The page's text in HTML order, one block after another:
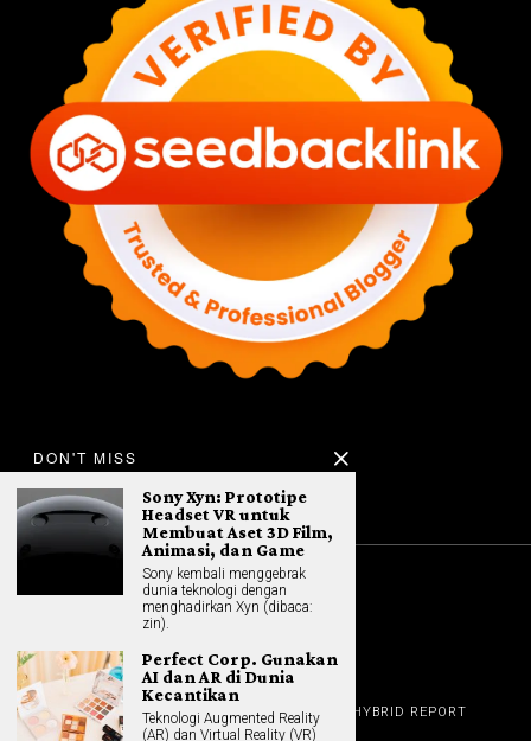
All rights reserved. Hybrid.co.id
HOME
GADGET
REVIEW
GAME NEWS AI (NEW TECH)
HYBRID REPORT
HYBRID LIFESTYLE
ABOUT
DON'T MISS
Sony Xyn: Prototipe
Headset VR untuk
Membuat Aset 3D Film,
Animasi, dan Game
Sony kembali menggebrak
dunia teknologi dengan
menghadirkan Xyn (dibaca:
zin).
Perfect Corp. Gunakan
AI dan AR di Dunia
Kecantikan
Teknologi Augmented Reality
(AR) dan Virtual Reality (VR)